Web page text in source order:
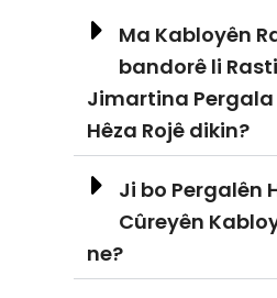
Ma Kabloyên
bandorê li
Jimartina Pergala
Hêza Rojê dikin?
Ji bo Pergalên
Cûreyên
ne?